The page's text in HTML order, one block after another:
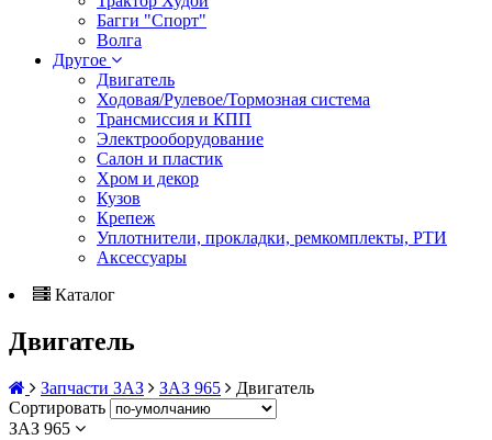
Багги "Спорт"
Волга
Другое
Двигатель
Ходовая/Рулевое/Тормозная система
Трансмиссия и КПП
Электрооборудование
Салон и пластик
Хром и декор
Кузов
Крепеж
Уплотнители, прокладки, ремкомплекты, РТИ
Аксессуары
Каталог
Двигатель
Запчасти ЗАЗ ЗАЗ 965
Двигатель
Сортировать
ЗАЗ 965